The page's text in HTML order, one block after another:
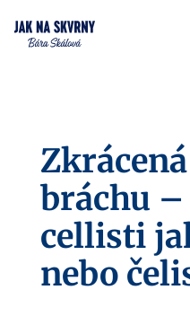
bráchu –
cellisti
nebo